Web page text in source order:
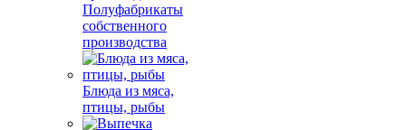
Полуфабрикаты
собственного
производства
Блюда из мяса,
птицы, рыбы